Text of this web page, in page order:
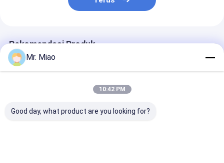
Rekomendasi Produk
Mr. Miao
10:42 PM
Good day, what product are you looking for?